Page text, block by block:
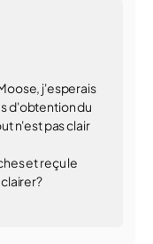
j'esperais
d'obtention du
n'est pas clair
et reçu le